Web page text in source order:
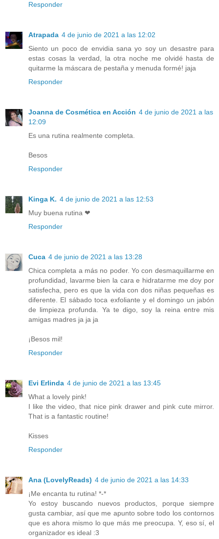
Responder
Atrapada 4 de junio de 2021 a las 12:02
Siento un poco de envidia sana yo soy un desastre para
estas cosas la verdad, la otra noche me olvidé hasta de
quitarme la máscara de pestaña y menuda formé! jaja
Responder
Joanna de Cosmética en Acción 4 de junio de 2021 a las
12:09
Es una rutina realmente completa.
Besos
Responder
Kinga K. 4 de junio de 2021 a las 12:53
Muy buena rutina ❤
Responder
Cuca 4 de junio de 2021 a las 13:28
Chica completa a más no poder. Yo con desmaquillarme en
profundidad, lavarme bien la cara e hidratarme me doy por
satisfecha, pero es que la vida con dos niñas pequeñas es
diferente. El sábado toca exfoliante y el domingo un jabón
de limpieza profunda. Ya te digo, soy la reina entre mis
amigas madres ja ja ja
¡Besos mil!
Responder
Evi Erlinda 4 de junio de 2021 a las 13:45
What a lovely pink!
I like the video, that nice pink drawer and pink cute mirror.
That is a fantastic routine!
Kisses
Responder
Ana (LovelyReads) 4 de junio de 2021 a las 14:33
¡Me encanta tu rutina! *-*
Yo estoy buscando nuevos productos, porque siempre
gusta cambiar, así que me apunto sobre todo los contornos
que es ahora mismo lo que más me preocupa. Y, eso sí, el
organizador es ideal :3